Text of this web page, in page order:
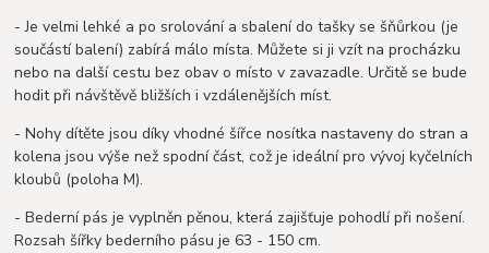
- Je velmi lehké a po srolování a sbalení do tašky se šňůrkou (je
součástí balení) zabírá málo místa. Můžete si ji vzít na procházku
nebo na další cestu bez obav o místo v zavazadle. Určitě se bude
hodit při návštěvě bližších i vzdálenějších míst.
- Nohy dítěte jsou díky vhodné šířce nosítka nastaveny do stran a
kolena jsou výše než spodní část, což je ideální pro vývoj kyčelních
kloubů (poloha M).
- Bederní pás je vyplněn pěnou, která zajišťuje pohodlí při nošení.
Rozsah šířky bederního pásu je 63 - 150 cm.